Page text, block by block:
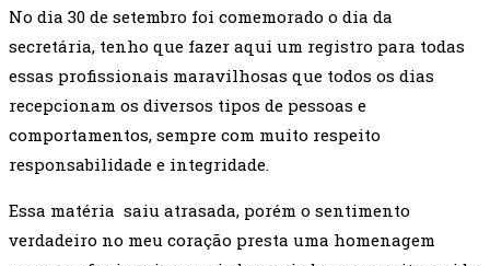
No dia 30 de setembro foi comemorado o dia da
secretária, tenho que fazer aqui um registro para todas
essas profissionais maravilhosas que todos os dias
recepcionam os diversos tipos de pessoas e
comportamentos, sempre com muito respeito
responsabilidade e integridade.
Essa matéria saiu atrasada, porém o sentimento
verdadeiro no meu coração presta uma homenagem